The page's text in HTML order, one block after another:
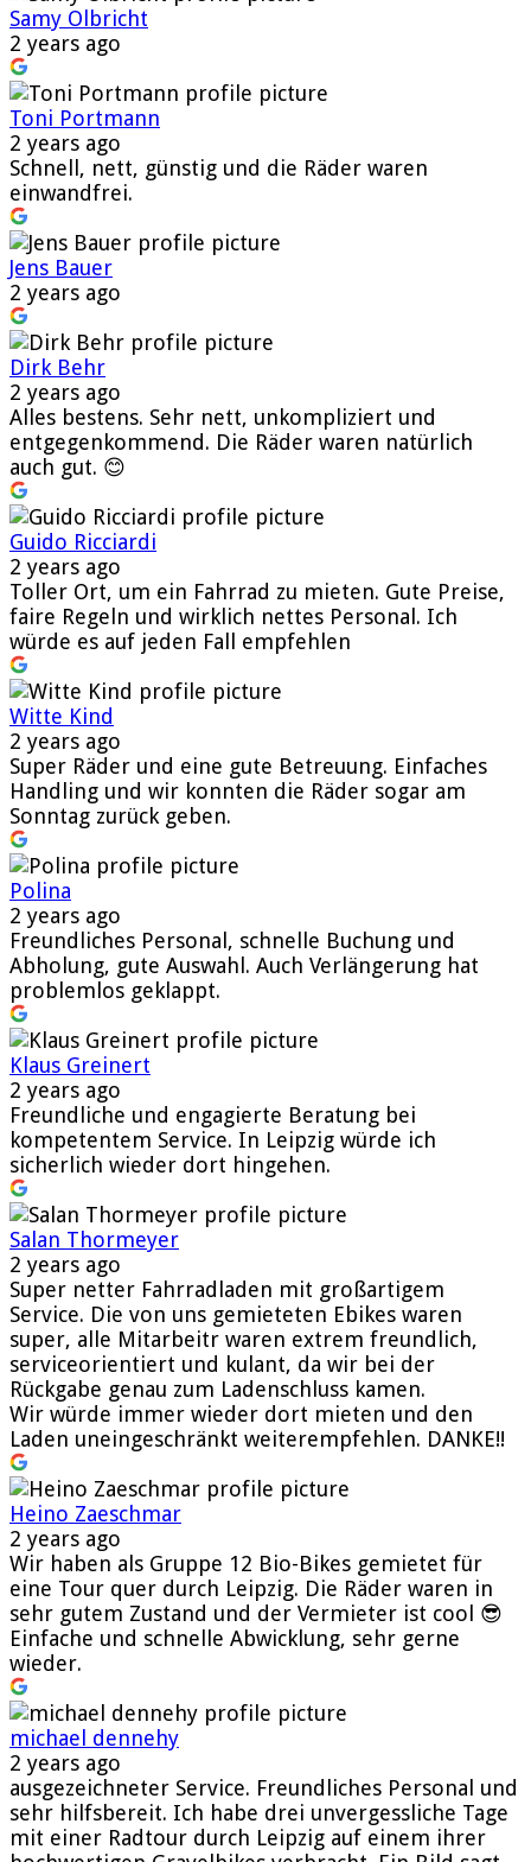
Samy Olbricht
2 years ago
Toni Portmann
2 years ago
Schnell, nett, günstig und die Räder waren
einwandfrei.
Jens Bauer
2 years ago
Dirk Behr
2 years ago
Alles bestens. Sehr nett, unkompliziert und
entgegenkommend. Die Räder waren natürlich
auch gut. 😊
Guido Ricciardi
2 years ago
Toller Ort, um ein Fahrrad zu mieten. Gute Preise,
faire Regeln und wirklich nettes Personal. Ich
würde es auf jeden Fall empfehlen
Witte Kind
2 years ago
Super Räder und eine gute Betreuung. Einfaches
Handling und wir konnten die Räder sogar am
Sonntag zurück geben.
Polina
2 years ago
Freundliches Personal, schnelle Buchung und
Abholung, gute Auswahl. Auch Verlängerung hat
problemlos geklappt.
Klaus Greinert
2 years ago
Freundliche und engagierte Beratung bei
kompetentem Service. In Leipzig würde ich
sicherlich wieder dort hingehen.
Salan Thormeyer
2 years ago
Super netter Fahrradladen mit großartigem
Service. Die von uns gemieteten Ebikes waren
super, alle Mitarbeitr waren extrem freundlich,
serviceorientiert und kulant, da wir bei der
Rückgabe genau zum Ladenschluss kamen.
Wir würde immer wieder dort mieten und den
Laden uneingeschränkt weiterempfehlen. DANKE!!
Heino Zaeschmar
2 years ago
Wir haben als Gruppe 12 Bio-Bikes gemietet für
eine Tour quer durch Leipzig. Die Räder waren in
sehr gutem Zustand und der Vermieter ist cool 😎
Einfache und schnelle Abwicklung, sehr gerne
wieder.
michael dennehy
2 years ago
ausgezeichneter Service. Freundliches Personal und
sehr hilfsbereit. Ich habe drei unvergessliche Tage
mit einer Radtour durch Leipzig auf einem ihrer